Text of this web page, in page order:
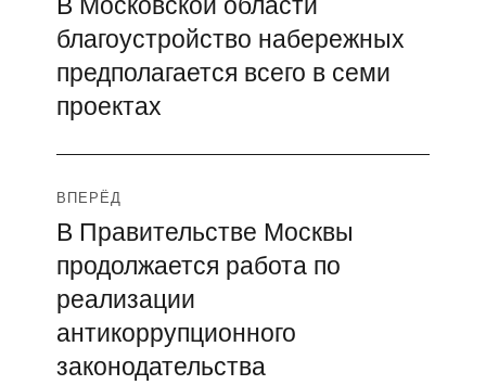
по
записям
запись:
благоустройство набережных
предполагается всего в семи
проектах
ВПЕРЁД
Следующая
запись:
В Правительстве Москвы
продолжается работа по
реализации
антикоррупционного
законодательства